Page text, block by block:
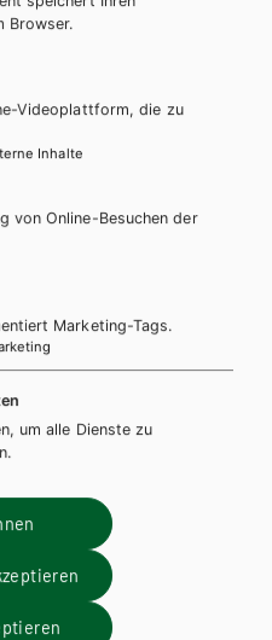
Terminologie
Wort-Check
Browser.
Videoplattform, die zu
Inhalte
von Online-Besuchen der
Marketing-Tags.
um alle Dienste zu